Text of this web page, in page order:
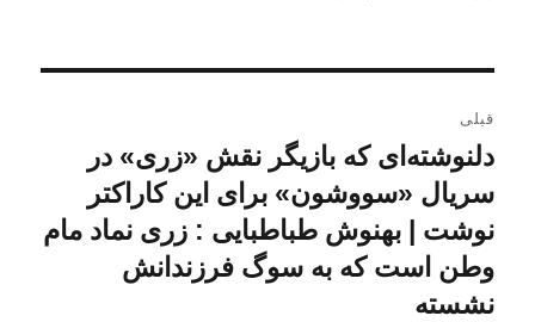
نوشته
قبلی
نوشته
قبلی:
دلنوشته‌ای که بازیگر نقش «زری» در
سریال «سووشون» برای این کاراکتر
نوشت | بهنوش طباطبایی : زری نماد مام
وطن است که به سوگ فرزندانش
نشسته